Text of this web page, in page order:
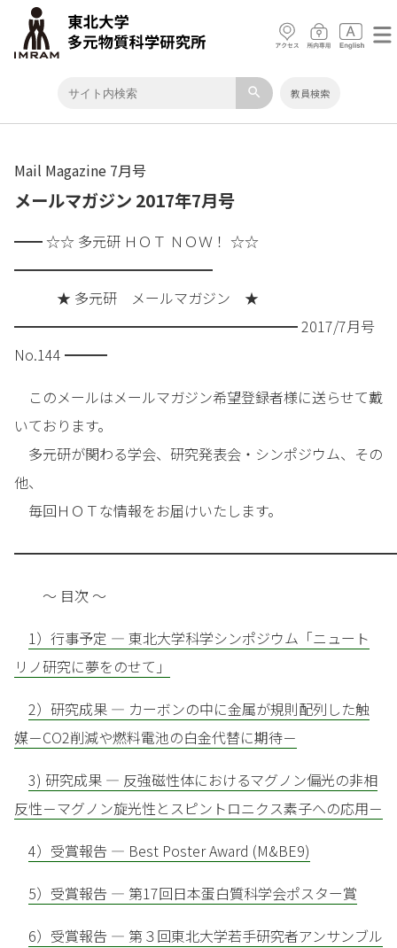
search 教員検索
Mail Magazine 7月号
メールマガジン 2017年7月号
━━ ☆☆ 多元研 ＨＯＴ ＮＯＷ！ ☆☆
━━━━━━━━━━━━━━
★ 多元研 メールマガジン ★
━━━━━━━━━━━━━━━━━━━━ 2017/7月号
No.144 ━━━
このメールはメールマガジン希望登録者様に送らせて戴
いております。
多元研が関わる学会、研究発表会・シンポジウム、その
他、
毎回ＨＯＴな情報をお届けいたします。
～ 目次 ～
1）行事予定 — 東北大学科学シンポジウム「ニュート
リノ研究に夢をのせて」
2）研究成果 — カーボンの中に金属が規則配列した触
媒－CO2削減や燃料電池の白金代替に期待－
3) 研究成果 — 反強磁性体におけるマグノン偏光の非相
反性－マグノン旋光性とスピントロニクス素子への応用－
4）受賞報告 — Best Poster Award (M&BE9)
5）受賞報告 — 第17回日本蛋白質科学会ポスター賞
6）受賞報告 — 第３回東北大学若手研究者アンサンブル